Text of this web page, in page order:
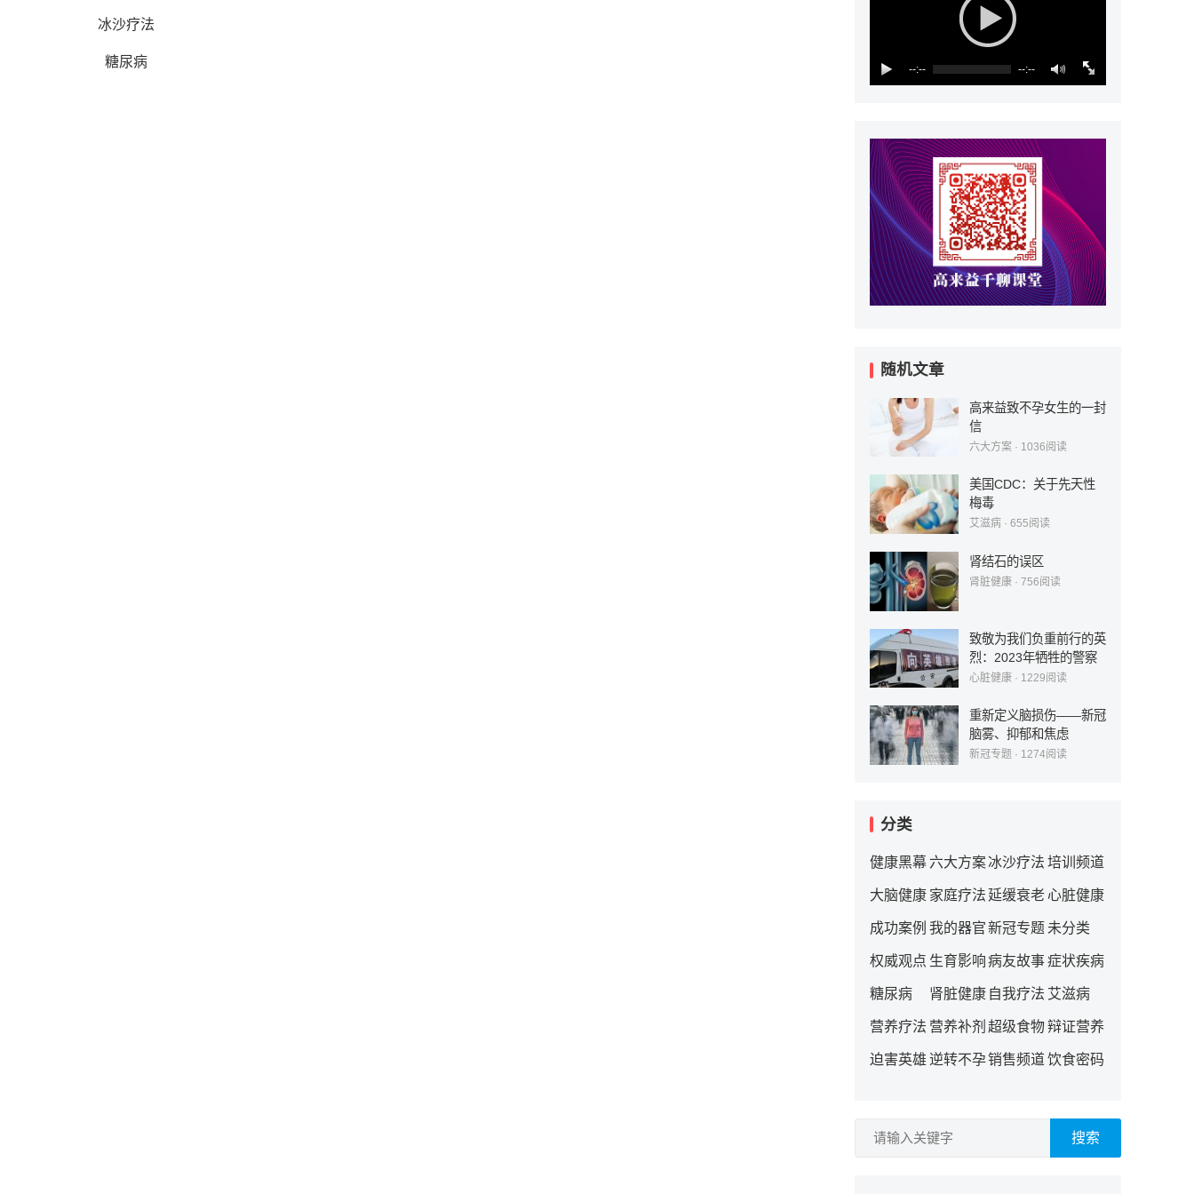
冰沙疗法
糖尿病 --:-- --:--
随机文章
高来益致不孕女生的一封
信
六大方案 · 1036阅读
美国CDC：关于先天性
梅毒
艾滋病 · 655阅读
肾结石的误区
肾脏健康 · 756阅读
致敬为我们负重前行的英
烈：2023年牺牲的警察
心脏健康 · 1229阅读
重新定义脑损伤——新冠
脑雾、抑郁和焦虑
新冠专题 · 1274阅读
分类
健康黑幕 六大方案冰沙疗法 培训频道
大脑健康 家庭疗法 延缓衰老 心脏健康
成功案例 我的器官新冠专题 未分类
权威观点 生育影响病友故事症状疾病
糖尿病 肾脏健康 自我疗法 艾滋病
营养疗法 营养补剂 超级食物辩证营养
迫害英雄 逆转不孕销售频道饮食密码
搜索